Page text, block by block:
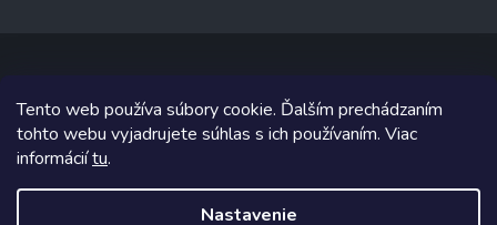
Tento web používa súbory cookie. Ďalším prechádzaním
tohto webu vyjadrujete súhlas s ich používaním. Viac
informáciítu.
Nastavenie
Copyright 2026Anjelské Stuhy. Všetky práva vyhradené.
Grafický návrh vytvoril a na Shoptet implementoval
Shoptetak.cz.